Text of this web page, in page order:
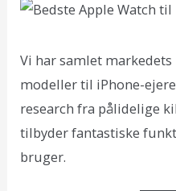
Vi har samlet markedets
modeller til iPhone-
research fra pålidelige
tilbyder fantastiske
bruger.